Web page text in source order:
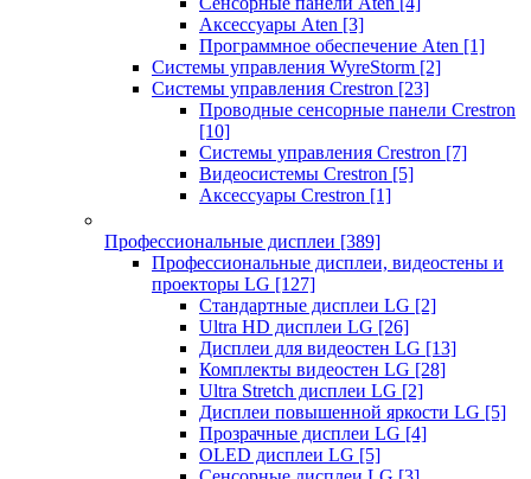
Аксессуары Aten [3]
Программное обеспечение Aten [1]
Системы управления WyreStorm [2]
Системы управления Crestron [23]
Проводные сенсорные панели Crestron
[10]
Системы управления Crestron [7]
Видеосистемы Crestron [5]
Аксессуары Crestron [1]
Профессиональные дисплеи [389]
Профессиональные дисплеи, видеостены и
проекторы LG [127]
Стандартные дисплеи LG [2]
Ultra HD дисплеи LG [26]
Дисплеи для видеостен LG [13]
Комплекты видеостен LG [28]
Ultra Stretch дисплеи LG [2]
Дисплеи повышенной яркости LG [5]
Прозрачные дисплеи LG [4]
OLED дисплеи LG [5]